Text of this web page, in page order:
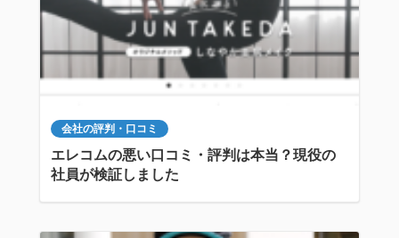
会社の評判・口コミ
エレコムの悪い口コミ・評判は本当？現役の
社員が検証しました